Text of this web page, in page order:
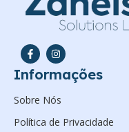
Informações
Sobre Nós
Política de Privacidade